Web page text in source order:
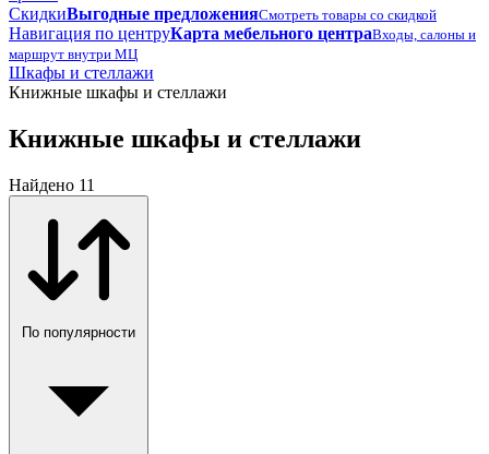
СкидкиВыгодные предложенияСмотреть товары со скидкой
Навигация по центруКарта мебельного центраВходы, салоны и
маршрут внутри МЦ
Шкафы и стеллажи
Книжные шкафы и стеллажи
Книжные шкафы и стеллажи
Найдено 11
По популярности